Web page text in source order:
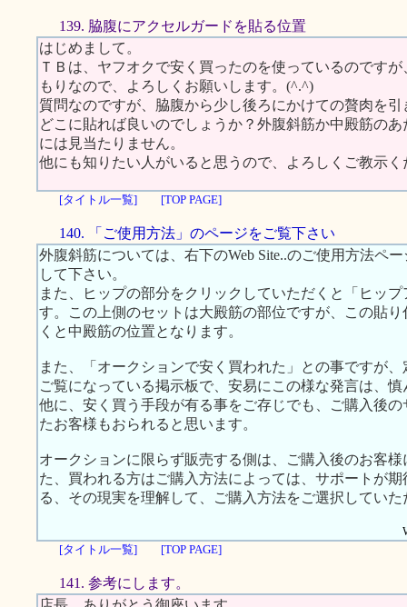
139. 脇腹にアクセルガードを貼る位置
はじめまして。
ＴＢは、ヤフオクで安く買ったのを使っているのです
もりなので、よろしくお願いします。(^.^)
質問なのですが、脇腹から少し後ろにかけての贅肉を
どこに貼れば良いのでしょうか？外腹斜筋か中殿筋の
には見当たりません。
他にも知りたい人がいると思うので、よろしくご教示く
[タイトル一覧] [TOP PAGE]
140. 「ご使用方法」のページをご覧下さい
外腹斜筋については、右下のWeb Site..のご使用方法ペ
して下さい。
また、ヒップの部分をクリックしていただくと「ヒッ
す。この上側のセットは大殿筋の部位ですが、この貼
くと中殿筋の位置となります。
また、「オークションで安く買われた」との事ですが
ご覧になっている掲示板で、安易にこの様な発言は、
他に、安く買う手段が有る事をご存じでも、ご購入後
たお客様もおられると思います。
オークションに限らず販売する側は、ご購入後のお客
た、買われる方はご購入方法によっては、サポートが
る、その現実を理解して、ご購入方法をご選択してい
[タイトル一覧]
[TOP PAGE]
141. 参考にします。